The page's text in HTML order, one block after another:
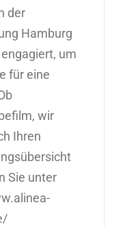
der
Hamburg
um
für eine
wir
Ihren
Sie unter